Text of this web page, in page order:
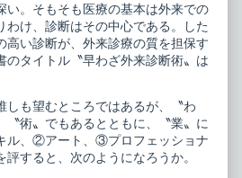
い。そもそも医療の基本は外来での
わけ、診断はその中心である。した
高い診断が、外来診療の質を担保す
のタイトル〝早わざ外来診断術〟は
しも望むところではあるが、〝わ
〝術〟でもあるとともに、〝業〟に
ル、②アート、③プロフェッショナ
すると、次のようになろうか。